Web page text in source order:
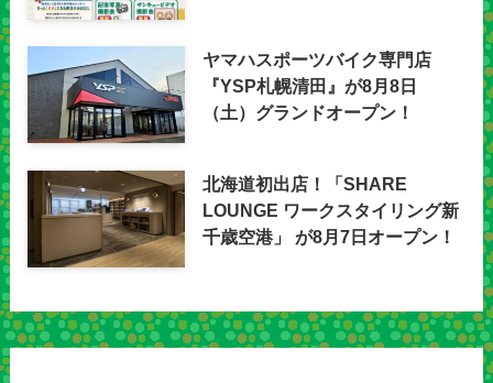
ヤマハスポーツバイク専門店
『YSP札幌清田』が8月8日
（土）グランドオープン！
北海道初出店！「SHARE
LOUNGE ワークスタイリング新
千歳空港」 が8月7日オープン！